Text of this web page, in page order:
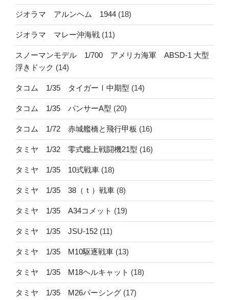
ジオラマ アルンヘム 1944 (18)
ジオラマ マレー沖海戦 (11)
スノーマンモデル 1/700 アメリカ海軍 ABSD-1 大型
浮きドック (14)
タコム 1/35 タイガーⅠ中期型 (14)
タコム 1/35 パンサーA型 (20)
タコム 1/72 赤城艦橋と飛行甲板 (16)
タミヤ 1/32 零式艦上戦闘機21型 (16)
タミヤ 1/35 10式戦車 (18)
タミヤ 1/35 38（ｔ）戦車 (8)
タミヤ 1/35 A34コメット (19)
タミヤ 1/35 JSU-152 (11)
タミヤ 1/35 M10駆逐戦車 (13)
タミヤ 1/35 M18ヘルキャット (18)
タミヤ 1/35 M26パーシング (17)